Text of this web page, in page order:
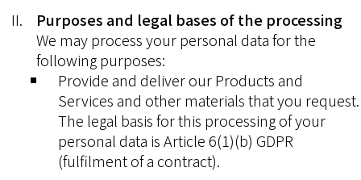
Purposes and legal bases of the processing
We may process your personal data for the
following purposes:
Provide and deliver our Products and
Services and other materials that you request.
The legal basis for this processing of your
personal data is Article 6(1)(b) GDPR
(fulfilment of a contract).